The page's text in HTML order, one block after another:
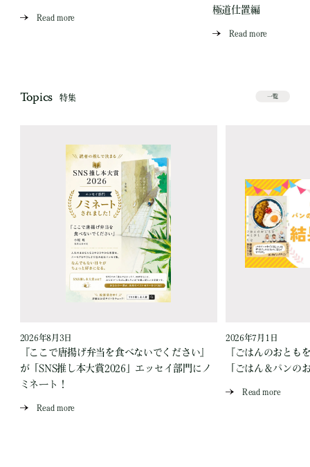
Read more
極道仕置編
Read more
Topics 特集 一覧
2026年8月3日
『ここで唐揚げ弁当を食べないでください』
が「SNS推し本大賞2026」エッセイ部門にノ
ミネート！
Read more
2026年7月1日
『ごはんのおとも
「ごはん＆パンの
Read more